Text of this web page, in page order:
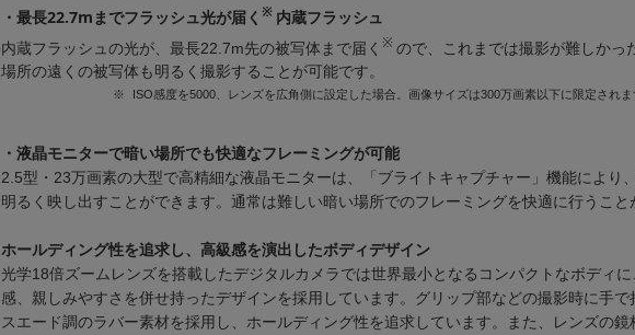
・最長22.7mまでフラッシュ光が届く ※ 内蔵フラッシュ
内蔵フラッシュの光が、最長22.7m先の被写体まで届く ※ ので、これまでは撮影が難しかっ
場所の遠くの被写体も明るく撮影することが可能です。
※ ISO感度を5000、レンズを広角側に設定した場合。画像サイズは300万画素以下に限定されま
・液晶モニターで暗い場所でも快適なフレーミングが可能
2.5型・23万画素の大型で高精細な液晶モニターは、「ブライトキャプチャー」機能により
明るく映し出すことができます。通常は難しい暗い場所でのフレーミングを快適に行うこと
ホールディング性を追求し、高級感を演出したボディデザイン
光学18倍ズームレンズを搭載したデジタルカメラでは世界最小となるコンパクトなボディ
感、親しみやすさを併せ持ったデザインを採用しています。グリップ部などの撮影時に手で
スエード調のラバー素材を採用し、ホールディング性を追求しています。また、レンズの鏡